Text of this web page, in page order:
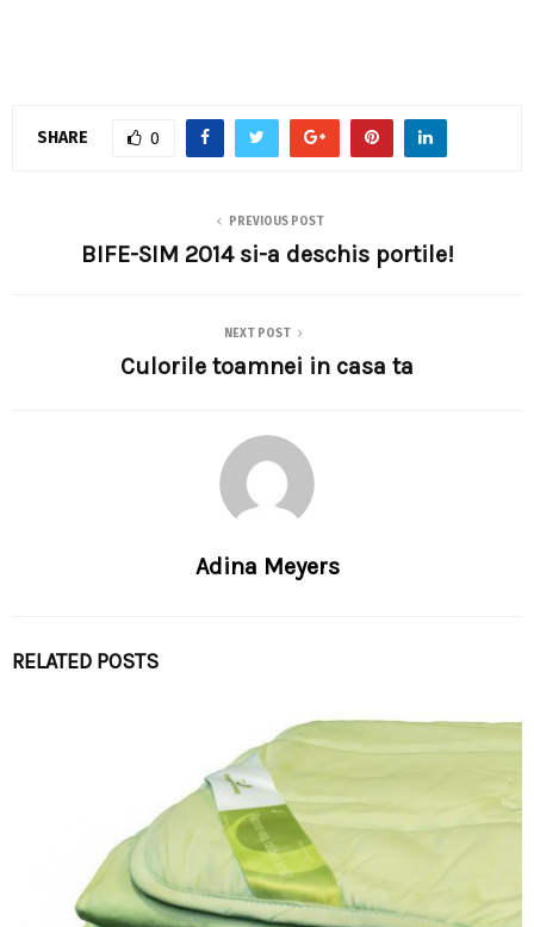
SHARE 0
PREVIOUS POST
BIFE-SIM 2014 si-a deschis portile!
NEXT POST
Culorile toamnei in casa ta
Adina Meyers
RELATED POSTS